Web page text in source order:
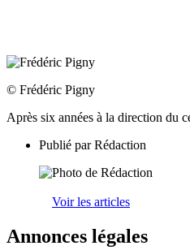
© Frédéric Pigny
Après six années à la direction du
Publié parRédaction
Voir les articles
Annonces légales